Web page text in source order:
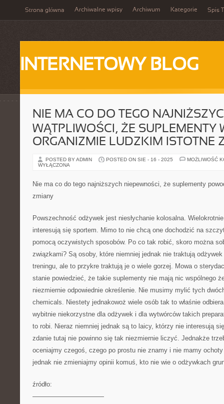
Strona główna Archiwalne wpisy Archiwum Kategorie Spis
INTERNETOWY BLOG
NIE MA CO DO TEGO
WĄTPLIWOŚCI, ŻE SUPLEMENTY
ORGANIZMIE LUDZKIM ISTOTNE
POSTED BY ADMIN POSTED ON SIE - 16 - 2025
MOŻLIWOŚĆ
WYŁĄCZONA
Nie ma co do tego najniższych niepewności, że suplementy
zmiany
Powszechność odżywek jest niesłychanie kolosalna.
interesują się sportem. Mimo to nie chcą one dochodzić na
pomocą oczywistych sposobów. Po co tak robić, skoro można
związkami? Są osoby, które niemniej jednak nie traktują
treningu, ale to przykre traktują je o wiele gorzej. Mowa o
stanie powiedzieć, że takie suplementy nie mają nic wspólnego
niezmiernie odpowiednie określenie. Nie musimy mylić tych
chemicals. Niestety jednakowoż wiele osób tak to właśnie
wybitnie niekorzystne dla odżywek i dla wytwórców takich
to robi. Nieraz niemniej jednak są to laicy, którzy nie interesują
zdanie tutaj nie powinno się tak niezmiernie liczyć. Jednakże
oceniajmy czegoś, czego po prostu nie znamy i nie mamy
jednak nie zmieniajmy opinii komuś, kto nie wie o odżywkach
źródło:
———————————